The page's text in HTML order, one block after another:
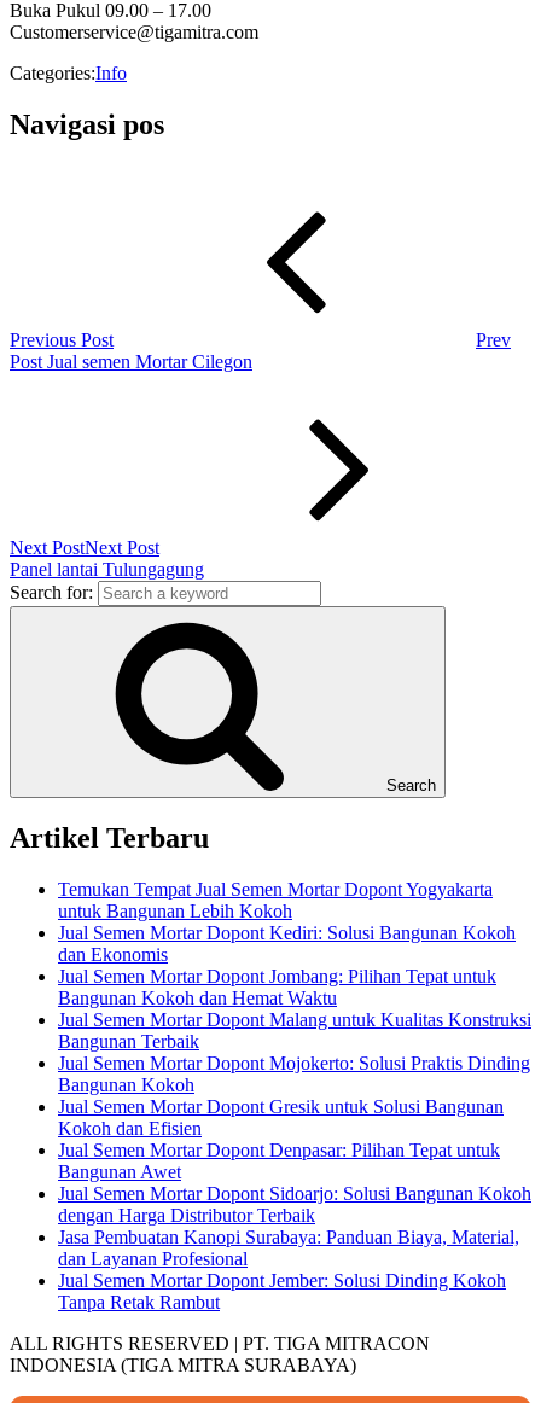
Buka Pukul 09.00 – 17.00
Customerservice@tigamitra.com
Categories:Info
Navigasi pos
Previous Post
Prev
Post Jual semen Mortar Cilegon
Next PostNext Post
Panel lantai Tulungagung
Search for:
Search
Artikel Terbaru
Temukan Tempat Jual Semen Mortar Dopont Yogyakarta
untuk Bangunan Lebih Kokoh
Jual Semen Mortar Dopont Kediri: Solusi Bangunan Kokoh
dan Ekonomis
Jual Semen Mortar Dopont Jombang: Pilihan Tepat untuk
Bangunan Kokoh dan Hemat Waktu
Jual Semen Mortar Dopont Malang untuk Kualitas Konstruksi
Bangunan Terbaik
Jual Semen Mortar Dopont Mojokerto: Solusi Praktis Dinding
Bangunan Kokoh
Jual Semen Mortar Dopont Gresik untuk Solusi Bangunan
Kokoh dan Efisien
Jual Semen Mortar Dopont Denpasar: Pilihan Tepat untuk
Bangunan Awet
Jual Semen Mortar Dopont Sidoarjo: Solusi Bangunan Kokoh
dengan Harga Distributor Terbaik
Jasa Pembuatan Kanopi Surabaya: Panduan Biaya, Material,
dan Layanan Profesional
Jual Semen Mortar Dopont Jember: Solusi Dinding Kokoh
Tanpa Retak Rambut
ALL RIGHTS RESERVED | PT. TIGA MITRACON
INDONESIA (TIGA MITRA SURABAYA)